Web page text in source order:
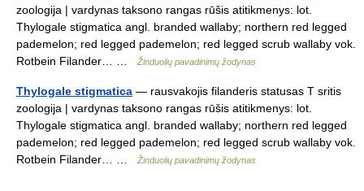
zoologija | vardynas taksono rangas rūšis atitikmenys: lot.
Thylogale stigmatica angl. branded wallaby; northern red legged
pademelon; red legged pademelon; red legged scrub wallaby vok.
Rotbein Filander… …
Žinduolių pavadinimų žodynas
Thylogale stigmatica — rausvakojis filanderis statusas T sritis
zoologija | vardynas taksono rangas rūšis atitikmenys: lot.
Thylogale stigmatica angl. branded wallaby; northern red legged
pademelon; red legged pademelon; red legged scrub wallaby vok.
Rotbein Filander… …
Žinduolių pavadinimų žodynas